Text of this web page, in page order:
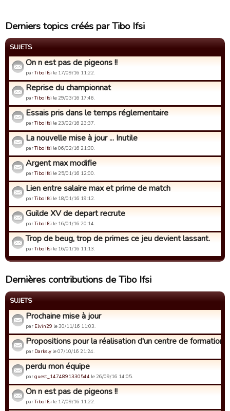
Derniers topics créés par Tibo Ifsi
SUJETS
On n est pas de pigeons !!
parTibo Ifsi le 17/09/16 11:22.
Reprise du championnat
parTibo Ifsi le 29/03/16 17:46.
Essais pris dans le temps réglementaire
parTibo Ifsi le 23/02/16 23:37.
La nouvelle mise à jour ... Inutile
parTibo Ifsi le 06/02/16 21:30.
Argent max modifie
parTibo Ifsi le 25/01/16 12:00.
Lien entre salaire max et prime de match
parTibo Ifsi le 18/01/16 19:12.
Guilde XV de depart recrute
parTibo Ifsi le 16/01/16 20:14.
Trop de beug, trop de primes ce jeu devient lassant.
parTibo Ifsi le 16/01/16 11:13.
Dernières contributions de Tibo Ifsi
SUJETS
Prochaine mise à jour
par Elvin29 le 30/11/16 11:03.
Propositions pour la réalisation d'un centre de formation
par Darksly le 07/10/16 21:24.
perdu mon équipe
parguest_1474891330544 le 26/09/16 14:05.
On n est pas de pigeons !!
parTibo Ifsi le 17/09/16 11:22.